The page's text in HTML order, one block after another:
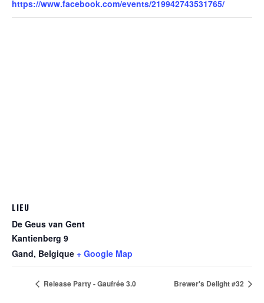
https://www.facebook.com/events/219942743531765/
LIEU
De Geus van Gent
Kantienberg 9
Gand, Belgique + Google Map
Release Party - Gaufrée 3.0 Brewer's Delight #32